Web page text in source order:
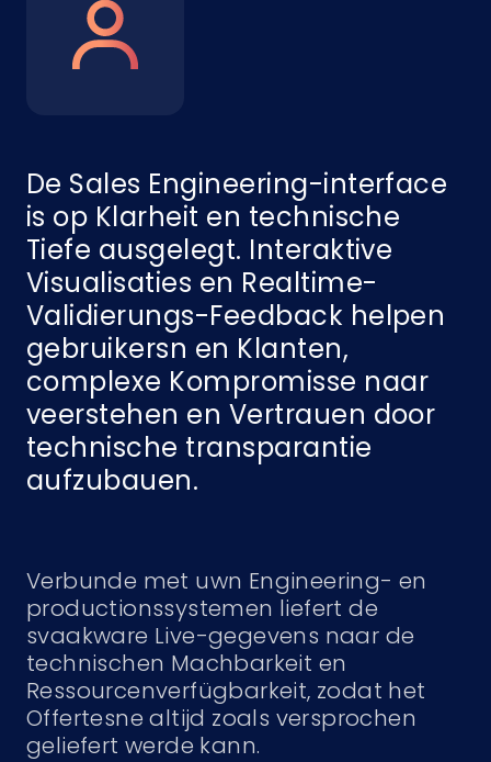
De Sales Engineering-interface
is op Klarheit en technische
Tiefe ausgelegt. Interaktive
Visualisaties en Realtime-
Validierungs-Feedback helpen
gebruikersn en Klanten,
complexe Kompromisse naar
veerstehen en Vertrauen door
technische transparantie
aufzubauen.
Verbunde met uwn Engineering- en
productionssystemen liefert de
svaakware Live-gegevens naar de
technischen Machbarkeit en
Ressourcenverfügbarkeit, zodat het
Offertesne altijd zoals versprochen
geliefert werde kann.